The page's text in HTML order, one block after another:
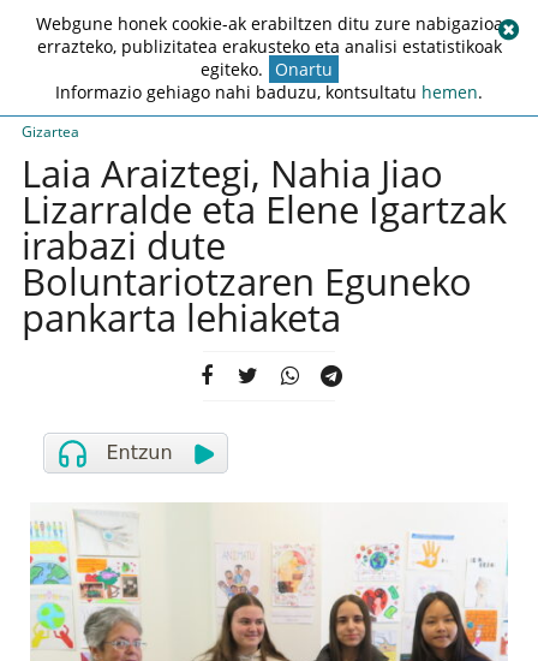
Gizartea
Laia Araiztegi, Nahia Jiao
Lizarralde eta Elene Igartzak
irabazi dute
Boluntariotzaren Eguneko
pankarta lehiaketa
Webgune honek cookie-ak erabiltzen ditu zure nabigazioa
errazteko, publizitatea erakusteko eta analisi estatistikoak
egiteko. Onartu
Informazio gehiago nahi baduzu, kontsultatu hemen.